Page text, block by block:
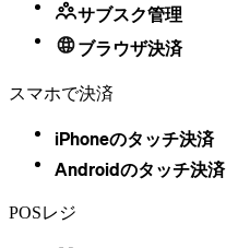
サブスク管理
ブラウザ決済
スマホで決済
iPhoneのタッチ決済
Androidのタッチ決済
POSレジ